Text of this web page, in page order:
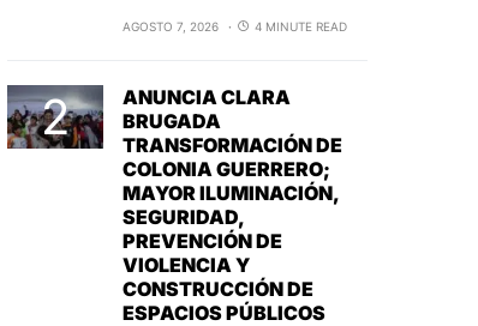
AGOSTO 7, 2026 4 MINUTE READ
ANUNCIA CLARA
BRUGADA
TRANSFORMACIÓN DE
COLONIA GUERRERO;
MAYOR ILUMINACIÓN,
SEGURIDAD,
PREVENCIÓN DE
VIOLENCIA Y
CONSTRUCCIÓN DE
ESPACIOS PÚBLICOS